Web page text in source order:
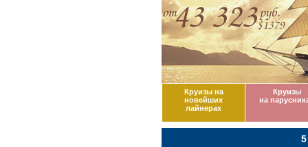
Круизы на
новейших
лайнерах
Круизы
на